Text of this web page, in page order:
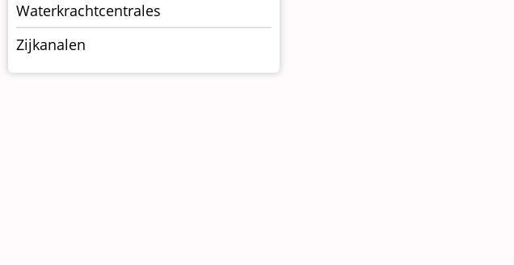
Waterkrachtcentrales
Zijkanalen